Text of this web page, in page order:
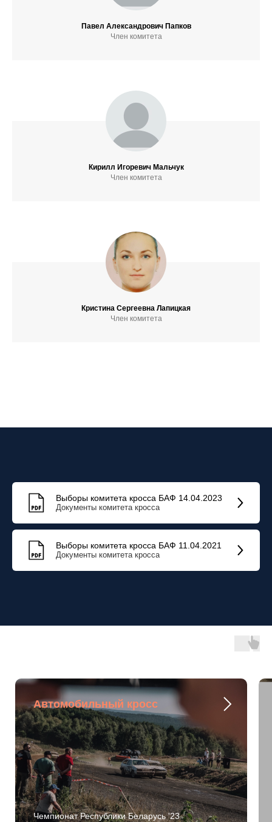
Павел Александрович Папков
Член комитета
Кирилл Игоревич Мальчук
Член комитета
Кристина Сергеевна Лапицкая
Член комитета
Выборы комитета кросса БАФ 14.04.2023
Документы комитета кросса
Выборы комитета кросса БАФ 11.04.2021
Документы комитета кросса
Автомобильный кросс
Чемпионат Республики Беларусь '23